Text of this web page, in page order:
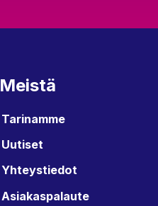
Meistä
Tarinamme
Uutiset
Yhteystiedot
Asiakaspalaute